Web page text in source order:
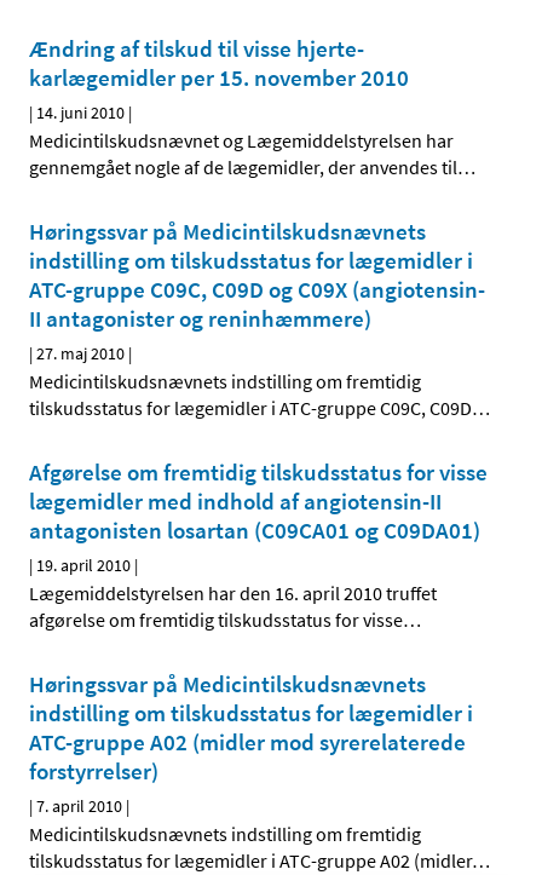
Ændring af tilskud til visse hjerte-
karlægemidler per 15. november 2010
| 14. juni 2010 |
Medicintilskudsnævnet og Lægemiddelstyrelsen har
gennemgået nogle af de lægemidler, der anvendes til…
Høringssvar på Medicintilskudsnævnets
indstilling om tilskudsstatus for lægemidler i
ATC-gruppe C09C, C09D og C09X (angiotensin-
II antagonister og reninhæmmere)
|27. maj 2010 |
Medicintilskudsnævnets indstilling om fremtidig
tilskudsstatus for lægemidler i ATC-gruppe C09C, C09D…
Afgørelse om fremtidig tilskudsstatus for visse
lægemidler med indhold af angiotensin-II
antagonisten losartan (C09CA01 og C09DA01)
| 19. april 2010 |
Lægemiddelstyrelsen har den 16. april 2010 truffet
afgørelse om fremtidig tilskudsstatus for visse…
Høringssvar på Medicintilskudsnævnets
indstilling om tilskudsstatus for lægemidler i
ATC-gruppe A02 (midler mod syrerelaterede
forstyrrelser)
|7. april 2010 |
Medicintilskudsnævnets indstilling om fremtidig
tilskudsstatus for lægemidler i ATC-gruppe A02 (midler…